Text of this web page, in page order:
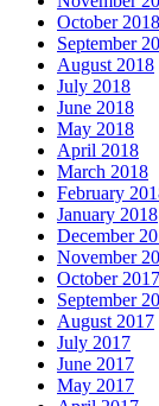
October 2018
September
August 2018
July 2018
June 2018
May 2018
April 2018
March 2018
February
January 2018
December
November
October 2017
September
August 2017
July 2017
June 2017
May 2017